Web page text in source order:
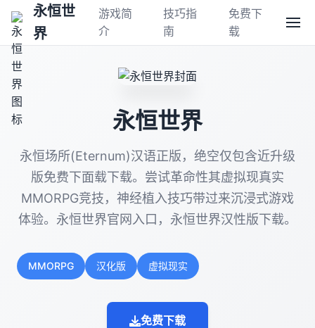
永恒世
界
游戏简
介
技巧指
南
免费下
载
永恒世界
永恒场所(Eternum)汉语正版，绝空仅包含近升级
版免费下面载下载。尝试革命性其虚拟现真实
MMORPG竞技，神经植入技巧带过来沉浸式游戏
体验。永恒世界官网入口，永恒世界汉性版下载。
MMORPG 汉化版 虚拟现实
免费下载